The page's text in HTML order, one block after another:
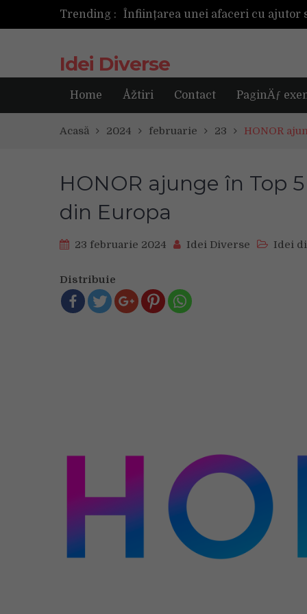
Trending :
Idei Diverse
Home Åžtiri Contact PaginÄƒ
Acasă 2024 februarie 23 HONOR
HONOR ajunge în Top
din Europa
23 februarie 2024 Idei Diverse Idei
Distribuie